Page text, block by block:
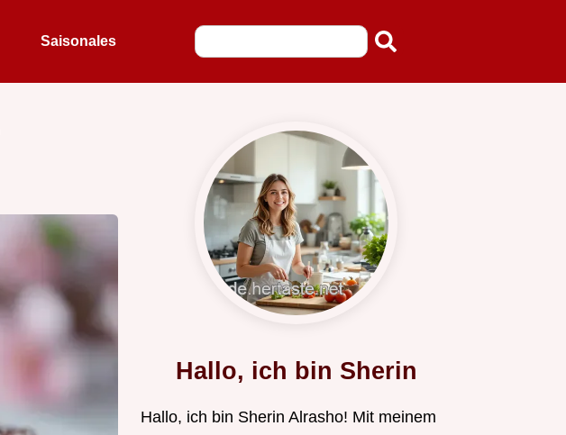
Saisonales
Hallo, ich bin Sherin
Hallo, ich bin Sherin Alrasho! Mit meinem